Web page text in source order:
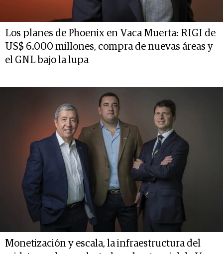
Los planes de Phoenix en Vaca Muerta: RIGI de
US$ 6.000 millones, compra de nuevas áreas y
el GNL bajo la lupa
Monetización y escala, la infraestructura del